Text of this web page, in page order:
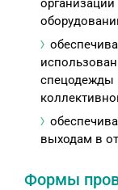
выходам в
Формы